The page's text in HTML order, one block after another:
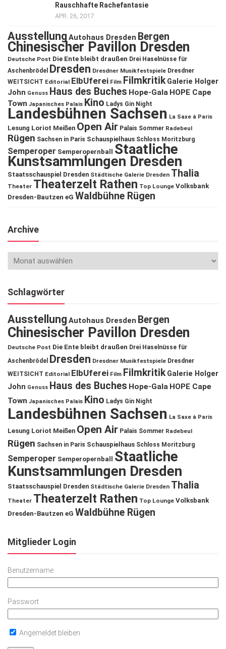
Rauschhafte Rachefantasie
APR. 26, 2017
Ausstellung Autohaus Dresden Bergen
Chinesischer Pavillon Dresden
Deutsche Post Die Ente bleibt draußen Drei Haselnüsse für
Aschenbrödel
Dresden Dresdner Musikfestspiele Dresdner
WEITSICHT Editorial ElbUferei Film Filmkritik Galerie Holger
John Genuss Haus des Buches Hope-Gala HOPE Cape
Town Japanisches Palais Kino Ladys Gin Night
Landesbühnen Sachsen La Saxe à Paris
Lesung Loriot Meißen Open Air Palais Sommer Radebeul
Rügen Sachsen in Paris Schauspielhaus Schloss Moritzburg
Semperoper Semperopernball Staatliche
Kunstsammlungen Dresden
Staatsschauspiel Dresden Städtische Galerie Dresden Thalia
Theater Theaterzelt Rathen Top Lounge Volksbank
Dresden-Bautzen eG Waldbühne Rügen
Archive
Schlagwörter
Ausstellung Autohaus Dresden Bergen
Chinesischer Pavillon Dresden
Deutsche Post Die Ente bleibt draußen Drei Haselnüsse für
Aschenbrödel
Dresden Dresdner Musikfestspiele Dresdner
WEITSICHT Editorial ElbUferei Film Filmkritik Galerie Holger
John Genuss Haus des Buches Hope-Gala HOPE Cape
Town Japanisches Palais Kino Ladys Gin Night
Landesbühnen Sachsen La Saxe à Paris
Lesung Loriot Meißen Open Air Palais Sommer Radebeul
Rügen Sachsen in Paris Schauspielhaus Schloss Moritzburg
Semperoper Semperopernball
Staatliche
Kunstsammlungen Dresden
Staatsschauspiel Dresden Städtische Galerie Dresden Thalia
Theater Theaterzelt Rathen Top Lounge Volksbank
Dresden-Bautzen eG Waldbühne Rügen
Mitglieder Login
Benutzername
Passwort
Angemeldet bleiben